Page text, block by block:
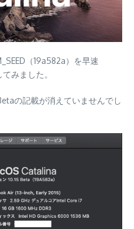
（19a582a）を早速
みました。
の記載が消えていませんでし